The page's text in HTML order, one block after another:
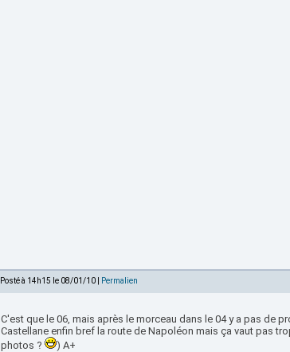
Posté à 14h15 le 08/01/10 | Permalien
C'est que le 06, mais après le morceau dans le 04 y a pas de
Castellane enfin bref la route de Napoléon mais ça vaut pas
photos ?
) A+